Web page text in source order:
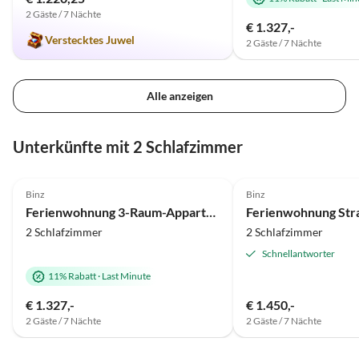
2 Gäste / 7 Nächte
Verstecktes Juwel
€ 1.327,-
2 Gäste / 7 Nächte
Alle anzeigen
Unterkünfte mit 2 Schlafzimmer
Binz
Ferienwohnung 3-Raum-Appartement "Liz" im Obergeschoss
2 Schlafzimmer
11% Rabatt· Last Minute
€ 1.327,-
2 Gäste / 7 Nächte
Binz
Ferienwohnung
2 Schlafzimmer
Schnellantworter
€ 1.450,-
2 Gäste / 7 Nächte